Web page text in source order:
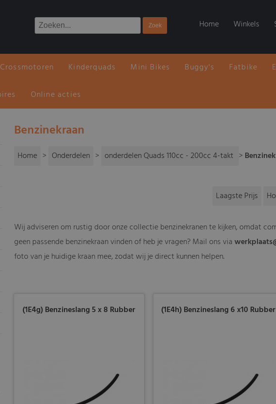
Home Winkels
Crossmotoren Kinderquads Mini Bikes Buggy's Fatbike
Online acties
Benzinekraan
Home > Onderdelen > onderdelen Quads 110cc - 200cc 4-takt >
Laagste Prijs
Wij adviseren om rustig door onze collectie benzinekranen te kijken, omdat
geen passende benzinekraan vinden of heb je vragen? Mail ons via
foto van je huidige kraan mee, zodat wij je direct kunnen helpen.
(1E4g) Benzineslang 5 x 8 Rubber (1E4h) Benzineslang 6 x10 Rubber